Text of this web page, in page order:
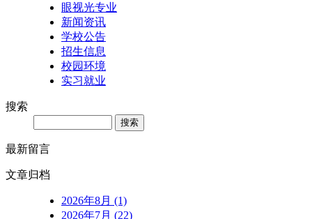
眼视光专业
新闻资讯
学校公告
招生信息
校园环境
实习就业
搜索
最新留言
文章归档
2026年8月 (1)
2026年7月 (22)